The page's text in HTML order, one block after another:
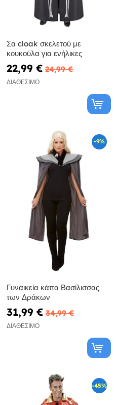
Σα cloak σκελετού με
κουκούλα για ενήλικες
22,99 € 24,99 €
ΔΙΑΘΈΣΙΜΟ
-9%
Γυναικεία κάπα Βασίλισσας
των Δράκων
31,99 € 34,99 €
ΔΙΑΘΈΣΙΜΟ
-45%